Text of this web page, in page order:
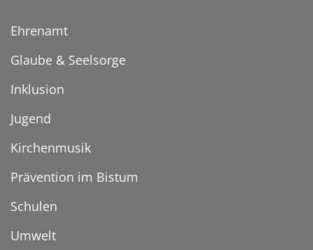
Ehrenamt
Glaube & Seelsorge
Inklusion
Jugend
Kirchenmusik
Prävention im Bistum
Schulen
Umwelt